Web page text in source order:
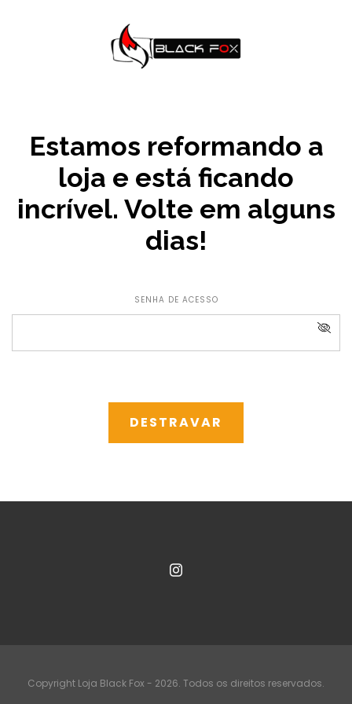
Estamos reformando a
loja e está ficando
incrível. Volte em alguns
dias!
SENHA DE ACESSO
Copyright Loja Black Fox - 2026. Todos os direitos reservados.